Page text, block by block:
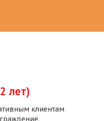
лет)
клиентам